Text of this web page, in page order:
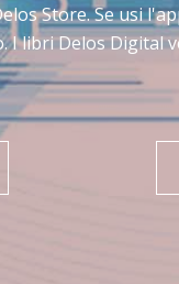
Store. Se usi
I libri Delos Digital